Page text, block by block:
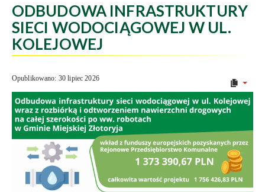
ODBUDOWA INFRASTRUKTURY
SIECI WODOCIĄGOWEJ W UL.
KOLEJOWEJ
Opublikowano: 30 lipiec 2026